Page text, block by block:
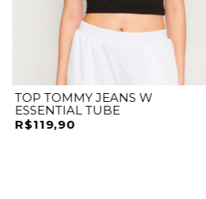
TOP TOMMY JEANS W
ESSENTIAL TUBE
R$119,90